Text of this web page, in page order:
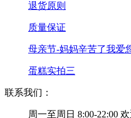
退货原则
质量保证
母亲节-妈妈辛苦了我爱
蛋糕实拍三
联系我们：
周一至周日 8:00-22:00